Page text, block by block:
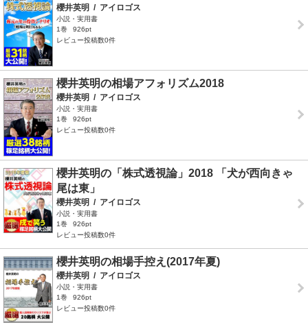
櫻井英明 / アイロゴス
小説・実用書
1巻
926pt
レビュー投稿数0件
櫻井英明の相場アフォリズム2018
櫻井英明 / アイロゴス
小説・実用書
1巻
926pt
レビュー投稿数0件
櫻井英明の「株式透視論」2018 「犬が西向きゃ
尾は東」
櫻井英明 / アイロゴス
小説・実用書
1巻
926pt
レビュー投稿数0件
櫻井英明の相場手控え(2017年夏)
櫻井英明 / アイロゴス
小説・実用書
1巻
926pt
レビュー投稿数0件